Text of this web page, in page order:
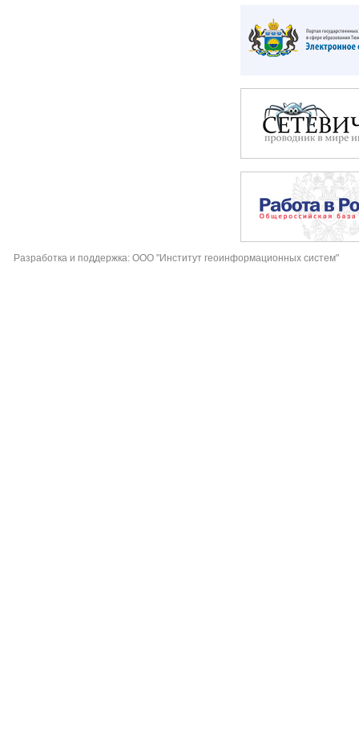
Разработка и поддержка: ООО "Институт геоинформационных систем"